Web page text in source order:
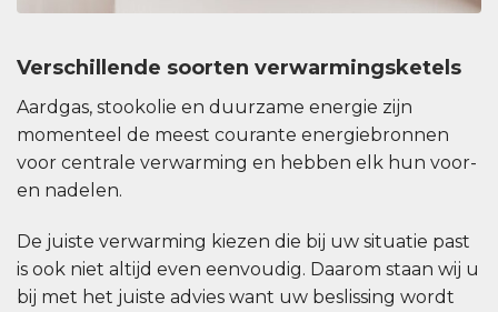
Verschillende soorten verwarmingsketels
Aardgas, stookolie en duurzame energie zijn
momenteel de meest courante energiebronnen
voor centrale verwarming en hebben elk hun voor-
en nadelen.
De juiste verwarming kiezen die bij uw situatie past
is ook niet altijd even eenvoudig. Daarom staan wij u
bij met het juiste advies want uw beslissing wordt